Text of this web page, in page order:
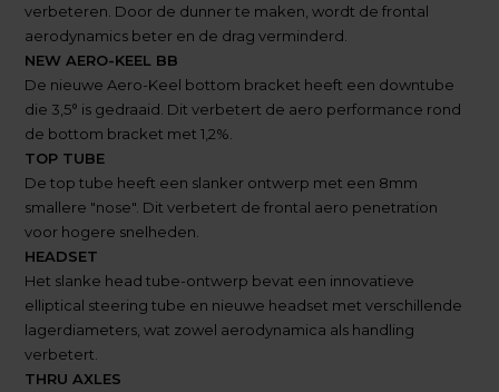
verbeteren. Door de dunner te maken, wordt de frontal
aerodynamics beter en de drag verminderd.
NEW AERO-KEEL BB
De nieuwe Aero-Keel bottom bracket heeft een downtube
die 3,5° is gedraaid. Dit verbetert de aero performance rond
de bottom bracket met 1,2%.
TOP TUBE
De top tube heeft een slanker ontwerp met een 8mm
smallere "nose". Dit verbetert de frontal aero penetration
voor hogere snelheden.
HEADSET
Het slanke head tube-ontwerp bevat een innovatieve
elliptical steering tube en nieuwe headset met verschillende
lagerdiameters, wat zowel aerodynamica als handling
verbetert.
THRU AXLES